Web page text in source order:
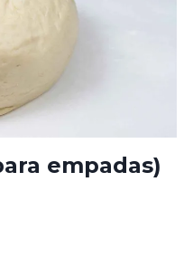
empadas)